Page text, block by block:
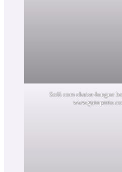
Sofá com chaise-longue